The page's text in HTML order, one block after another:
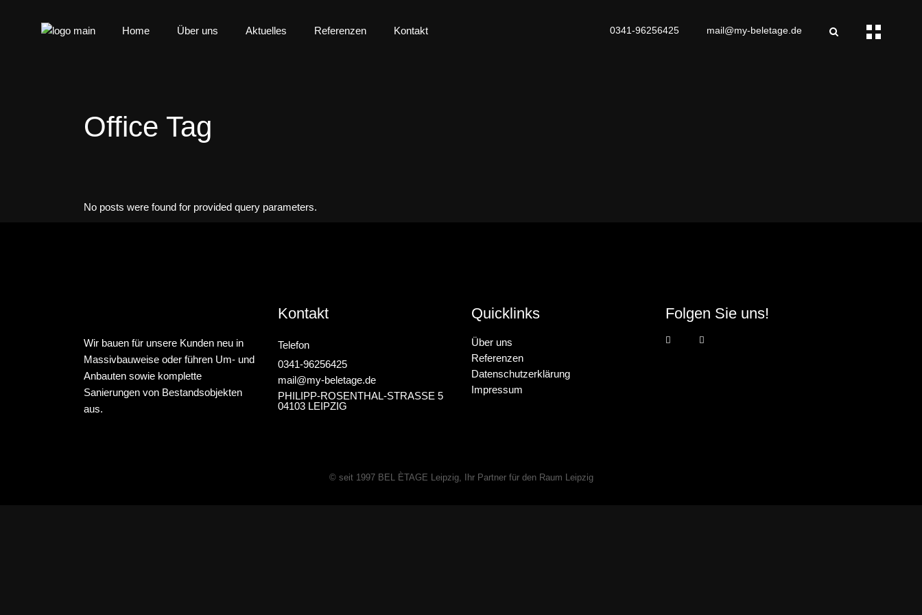
Home Über uns Aktuelles Referenzen Kontakt 0341-96256425 mail@my-beletage.de
Office Tag
No posts were found for provided query parameters.
Wir bauen für unsere Kunden neu in
Massivbauweise oder führen Um- und
Anbauten sowie komplette
Sanierungen von Bestandsobjekten
aus.
Kontakt
Telefon
0341-96256425
mail@my-beletage.de
PHILIPP-ROSENTHAL-STRASSE 5
04103 LEIPZIG
Quicklinks
Über uns
Referenzen
Datenschutzerklärung
Impressum
Folgen Sie uns!
© seit 1997 BEL ÈTAGE Leipzig, Ihr Partner für den Raum Leipzig